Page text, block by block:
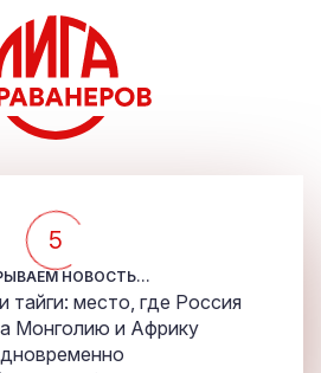
5
НОВОСТЬ...
тайги: место, где Россия
Монголию и Африку